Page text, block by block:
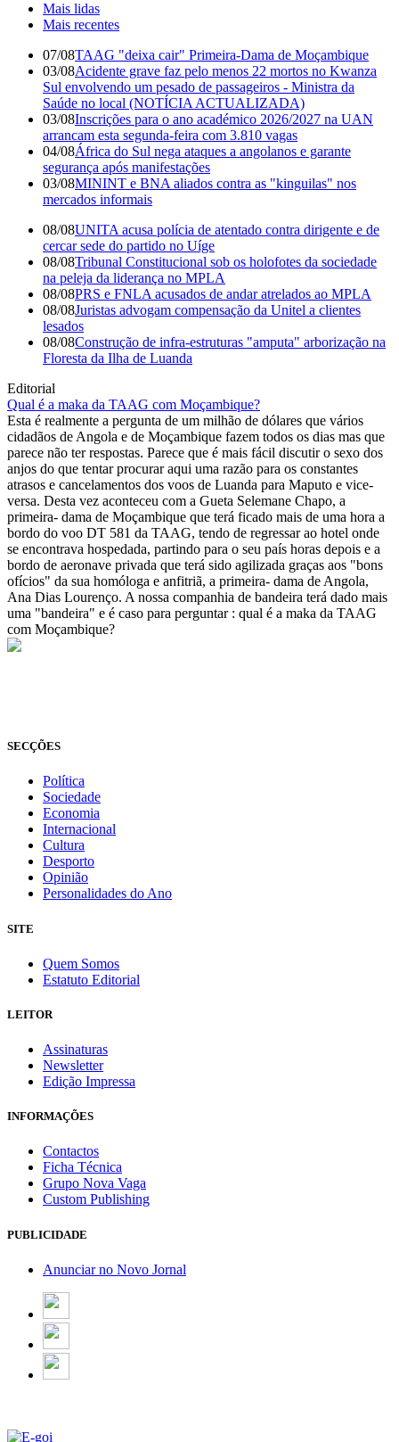
Mais lidas
Mais recentes
07/08TAAG "deixa cair" Primeira-Dama de Moçambique
03/08Acidente grave faz pelo menos 22 mortos no Kwanza
Sul envolvendo um pesado de passageiros - Ministra da
Saúde no local (NOTÍCIA ACTUALIZADA)
03/08Inscrições para o ano académico 2026/2027 na UAN
arrancam esta segunda-feira com 3.810 vagas
04/08África do Sul nega ataques a angolanos e garante
segurança após manifestações
03/08MININT e BNA aliados contra as "kinguilas" nos
mercados informais
08/08UNITA acusa polícia de atentado contra dirigente e de
cercar sede do partido no Uíge
08/08Tribunal Constitucional sob os holofotes da sociedade
na peleja da liderança no MPLA
08/08PRS e FNLA acusados de andar atrelados ao MPLA
08/08Juristas advogam compensação da Unitel a clientes
lesados
08/08Construção de infra-estruturas "amputa" arborização na
Floresta da Ilha de Luanda
Editorial
Qual é a maka da TAAG com Moçambique?
Esta é realmente a pergunta de um milhão de dólares que vários
cidadãos de Angola e de Moçambique fazem todos os dias mas que
parece não ter respostas. Parece que é mais fácil discutir o sexo dos
anjos do que tentar procurar aqui uma razão para os constantes
atrasos e cancelamentos dos voos de Luanda para Maputo e vice-
versa. Desta vez aconteceu com a Gueta Selemane Chapo, a
primeira- dama de Moçambique que terá ficado mais de uma hora a
bordo do voo DT 581 da TAAG, tendo de regressar ao hotel onde
se encontrava hospedada, partindo para o seu país horas depois e a
bordo de aeronave privada que terá sido agilizada graças aos "bons
ofícios" da sua homóloga e anfitriã, a primeira- dama de Angola,
Ana Dias Lourenço. A nossa companhia de bandeira terá dado mais
uma "bandeira" e é caso para perguntar : qual é a maka da TAAG
com Moçambique?
SECÇÕES
Política
Sociedade
Economia
Internacional
Cultura
Desporto
Opinião
Personalidades do Ano
SITE
Quem Somos
Estatuto Editorial
LEITOR
Assinaturas
Newsletter
Edição Impressa
INFORMAÇÕES
Contactos
Ficha Técnica
Grupo Nova Vaga
Custom Publishing
PUBLICIDADE
Anunciar no Novo Jornal